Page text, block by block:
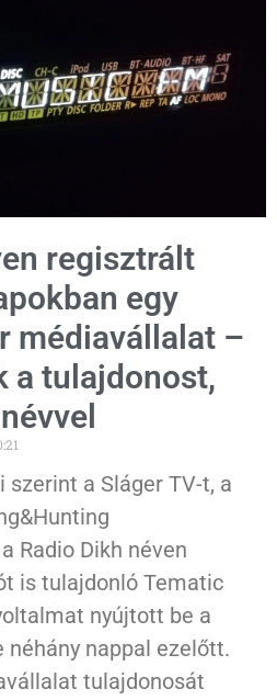
regisztrált
egy
médiavállalat –
a tulajdonost,
a Sláger TV-t, a
Radio Dikh néven
is tulajdonló Tematic
nyújtott be a
nappal ezelőtt.
tulajdonosát